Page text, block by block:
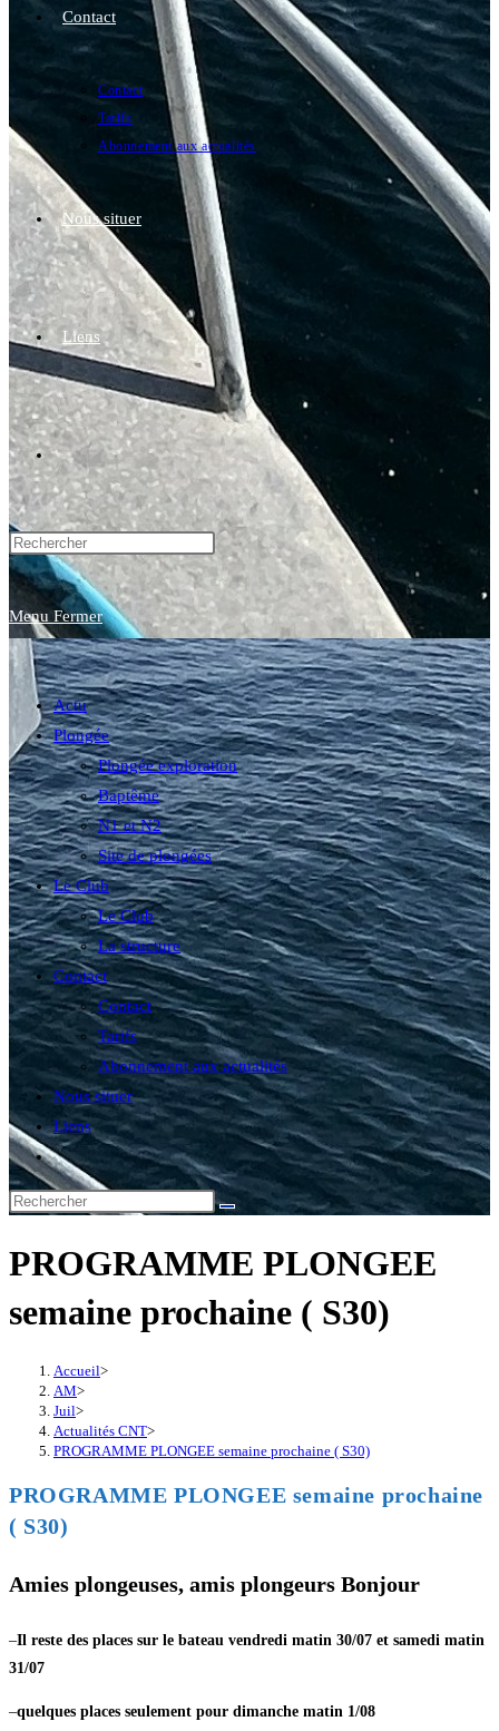
Contact
Contact
Tarifs
Abonnement aux actualités
Nous situer
Liens
Toggle
website
search
Menu Fermer
Actu
Plongée
Plongée exploration
Baptême
N1 et N2
Site de plongées
Le Club
Le Club
La structure
Contact
Contact
Tarifs
Abonnement aux actualités
Nous situer
Liens
Toggle
website
search
PROGRAMME PLONGEE
semaine prochaine ( S30)
Accueil>
AM>
Juil>
Actualités CNT>
PROGRAMME PLONGEE semaine prochaine ( S30)
PROGRAMME PLONGEE semaine prochaine
( S30)
Amies plongeuses, amis plongeurs Bonjour
–Il reste des places sur le bateau vendredi matin 30/07 et samedi matin
31/07
–quelques places seulement pour dimanche matin 1/08